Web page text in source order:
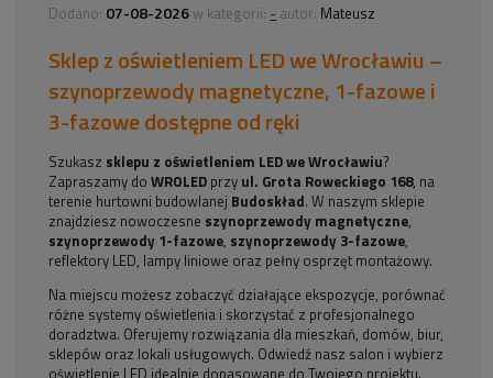
Dodano: 07-08-2026 w kategorii: - autor: Mateusz
Sklep z oświetleniem LED we Wrocławiu –
szynoprzewody magnetyczne, 1-fazowe i
3-fazowe dostępne od ręki
Szukasz sklepu z oświetleniem LED we Wrocławiu?
Zapraszamy doWROLED przy ul. Grota Roweckiego 168, na
terenie hurtowni budowlanej Budoskład. W naszym sklepie
znajdziesz nowoczesne szynoprzewody magnetyczne,
szynoprzewody 1-fazowe, szynoprzewody 3-fazowe,
reflektory LED, lampy liniowe oraz pełny osprzęt montażowy.
Na miejscu możesz zobaczyć działające ekspozycje, porównać
różne systemy oświetlenia i skorzystać z profesjonalnego
doradztwa. Oferujemy rozwiązania dla mieszkań, domów, biur,
sklepów oraz lokali usługowych. Odwiedź nasz salon i wybierz